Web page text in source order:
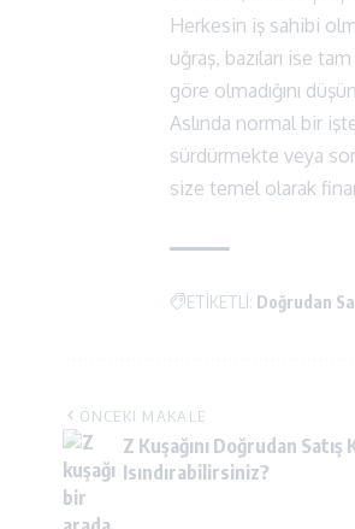
Herkesin iş sahibi
uğraş, bazıları ise
göre olmadığını
Aslında normal bir
sürdürmekte veya
size temel olarak
ETİKETLİ: Doğrudan
ÖNCEKI MAKALE
Z Kuşağını Doğrudan Satış
Isındırabilirsiniz?